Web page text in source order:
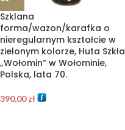
Szklana
forma/wazon/karafka o
nieregularnym kształcie w
zielonym kolorze, Huta Szkła
„Wołomin” w Wołominie,
Polska, lata 70.
390,00zł